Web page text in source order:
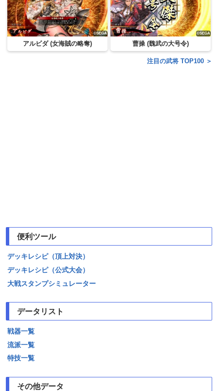
アルビダ (女海賊の略奪) 曹操 (魏武の大号令)
注目の武将 TOP100 ＞
便利ツール
デッキレシピ（頂上対決）
デッキレシピ（公式大会）
大戦スタンプシミュレーター
データリスト
戦器一覧
流派一覧
特技一覧
その他データ